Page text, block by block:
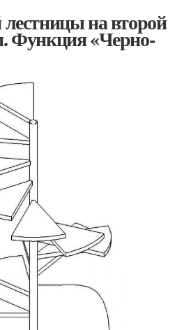
лестницы на второй
Функция «Черно-